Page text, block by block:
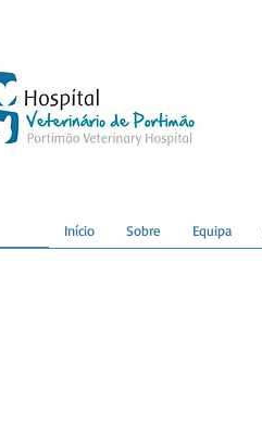
Início Sobre Equipa